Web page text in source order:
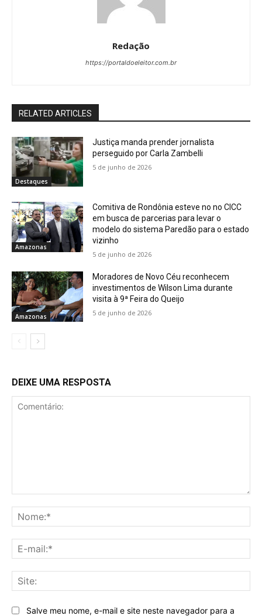
Redação
https://portaldoeleitor.com.br
RELATED ARTICLES
Destaques
Justiça manda prender jornalista
perseguido por Carla Zambelli
5 de junho de 2026
Amazonas
Comitiva de Rondônia esteve no no CICC
em busca de parcerias para levar o
modelo do sistema Paredão para o estado
vizinho
5 de junho de 2026
Amazonas
Moradores de Novo Céu reconhecem
investimentos de Wilson Lima durante
visita à 9ª Feira do Queijo
5 de junho de 2026
DEIXE UMA RESPOSTA
Salve meu nome, e-mail e site neste navegador para a